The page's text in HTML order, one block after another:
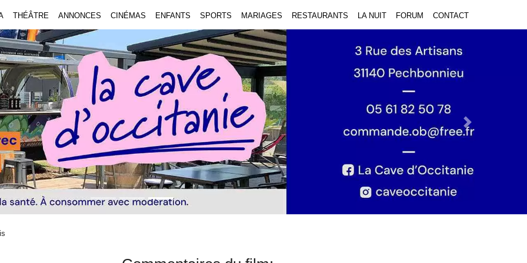
THÉÂTRE ANNONCES CINÉMAS ENFANTS SPORTS MARIAGES RESTAURANTS LA NUIT FORUM CONTACT
Next Slide